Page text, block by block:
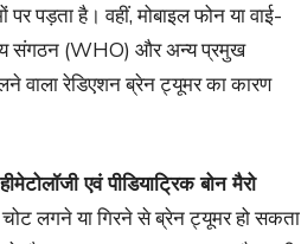
पड़ता है। वहीं, मोबाइल फोन या वाई-
संगठन (WHO) और अन्य प्रमुख
वाला रेडिएशन ब्रेन ट्यूमर का कारण
एवं पीडियाट्रिक बोन मैरो
लगने या गिरने से ब्रेन ट्यूमर हो सकता